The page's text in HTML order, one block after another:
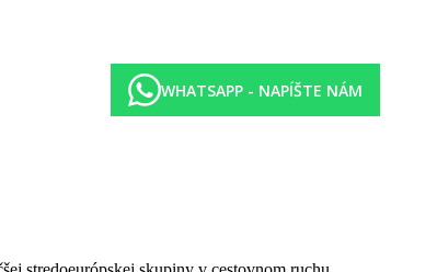
WHATSAPP - NAPÍŠTE NÁM